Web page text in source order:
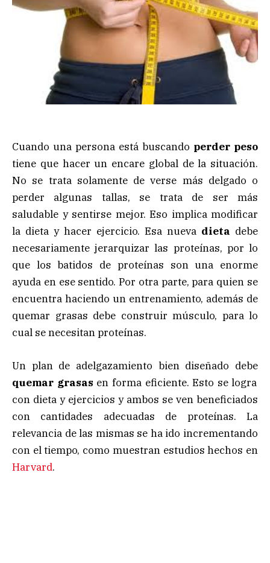
Cuando una persona está buscando perder peso
tiene que hacer un encare global de la situación.
No se trata solamente de verse más delgado o
perder algunas tallas, se trata de ser más
saludable y sentirse mejor. Eso implica modificar
la dieta y hacer ejercicio. Esa nueva dieta debe
necesariamente jerarquizar las proteínas, por lo
que los batidos de proteínas son una enorme
ayuda en ese sentido. Por otra parte, para quien se
encuentra haciendo un entrenamiento, además de
quemar grasas debe construir músculo, para lo
cual se necesitan proteínas.
Un plan de adelgazamiento bien diseñado debe
quemar grasas en forma eficiente. Esto se logra
con dieta y ejercicios y ambos se ven beneficiados
con cantidades adecuadas de proteínas. La
relevancia de las mismas se ha ido incrementando
con el tiempo, como muestran estudios hechos en
Harvard.